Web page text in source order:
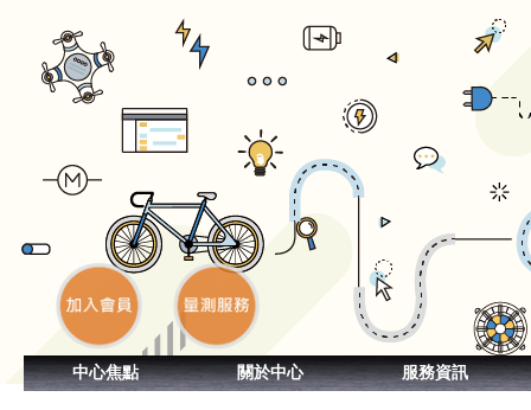
中心焦點 關於中心 服務資訊